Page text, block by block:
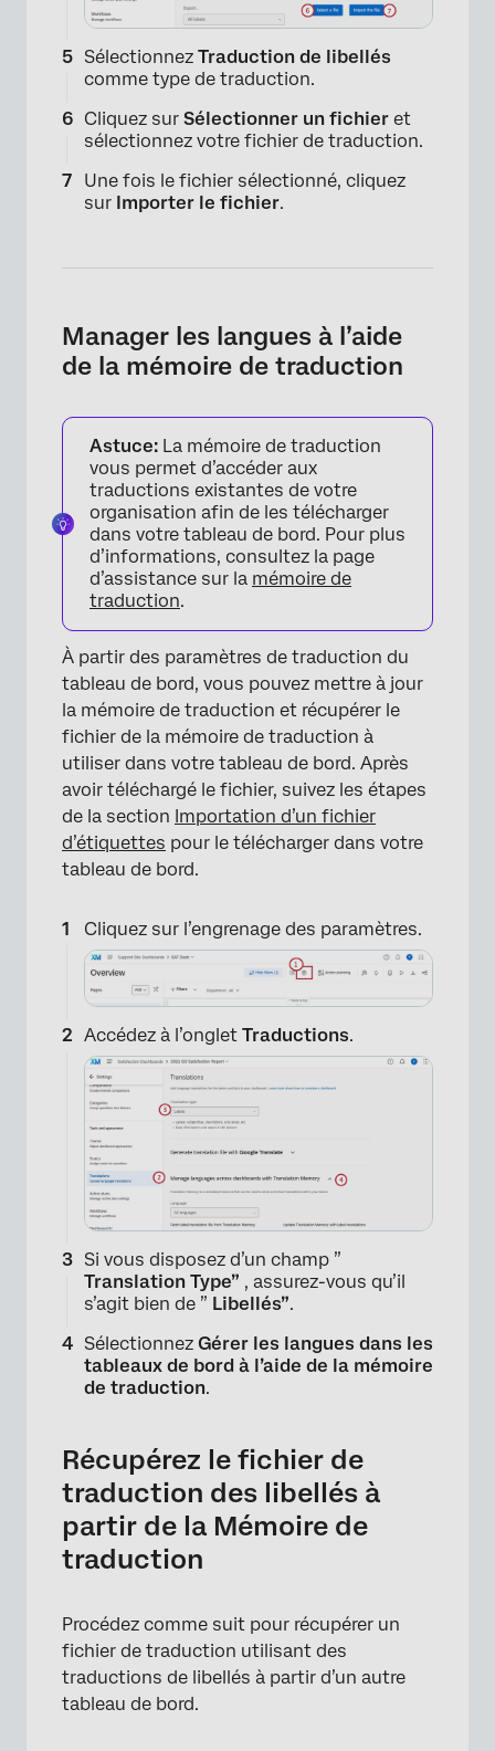
×
×
Sélectionnez Traduction de libellés
comme type de traduction.
Cliquez sur Sélectionner un fichier et
sélectionnez votre fichier de traduction.
Une fois le fichier sélectionné, cliquez
sur Importer le fichier.
Manager les langues à l’aide
de la mémoire de traduction
Astuce: La mémoire de traduction
vous permet d’accéder aux
traductions existantes de votre
organisation afin de les télécharger
dans votre tableau de bord. Pour plus
d’informations, consultez la page
d’assistance sur la mémoire de
traduction.
À partir des paramètres de traduction du
tableau de bord, vous pouvez mettre à jour
la mémoire de traduction et récupérer le
fichier de la mémoire de traduction à
utiliser dans votre tableau de bord. Après
avoir téléchargé le fichier, suivez les étapes
de la section Importation d’un fichier
d’étiquettes pour le télécharger dans votre
tableau de bord.
Cliquez sur l’engrenage des paramètres.
Accédez à l’onglet Traductions.
Si vous disposez d’un champ ”
Translation Type” , assurez-vous qu’il
s’agit bien de ” Libellés”.
Sélectionnez Gérer les langues dans les
tableaux de bord à l’aide de la mémoire
de traduction.
Récupérez le fichier de
traduction des libellés à
partir de la Mémoire de
traduction
Procédez comme suit pour récupérer un
fichier de traduction utilisant des
traductions de libellés à partir d’un autre
tableau de bord.